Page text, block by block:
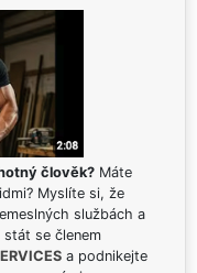
člověk? Máte
Myslíte si, že
službách a
se členem
a podnikejte